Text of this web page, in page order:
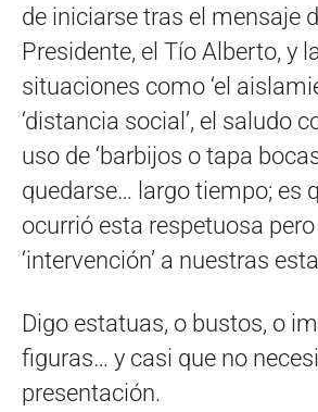
de iniciarse tras el mensaje
Presidente, el Tío Alberto, y
situaciones como ‘el
‘distancia social’, el saludo
uso de ‘barbijos o tapa
quedarse… largo tiempo; es
ocurrió esta respetuosa
‘intervención’ a nuestras
Digo estatuas, o bustos, o
figuras… y casi que no
presentación.